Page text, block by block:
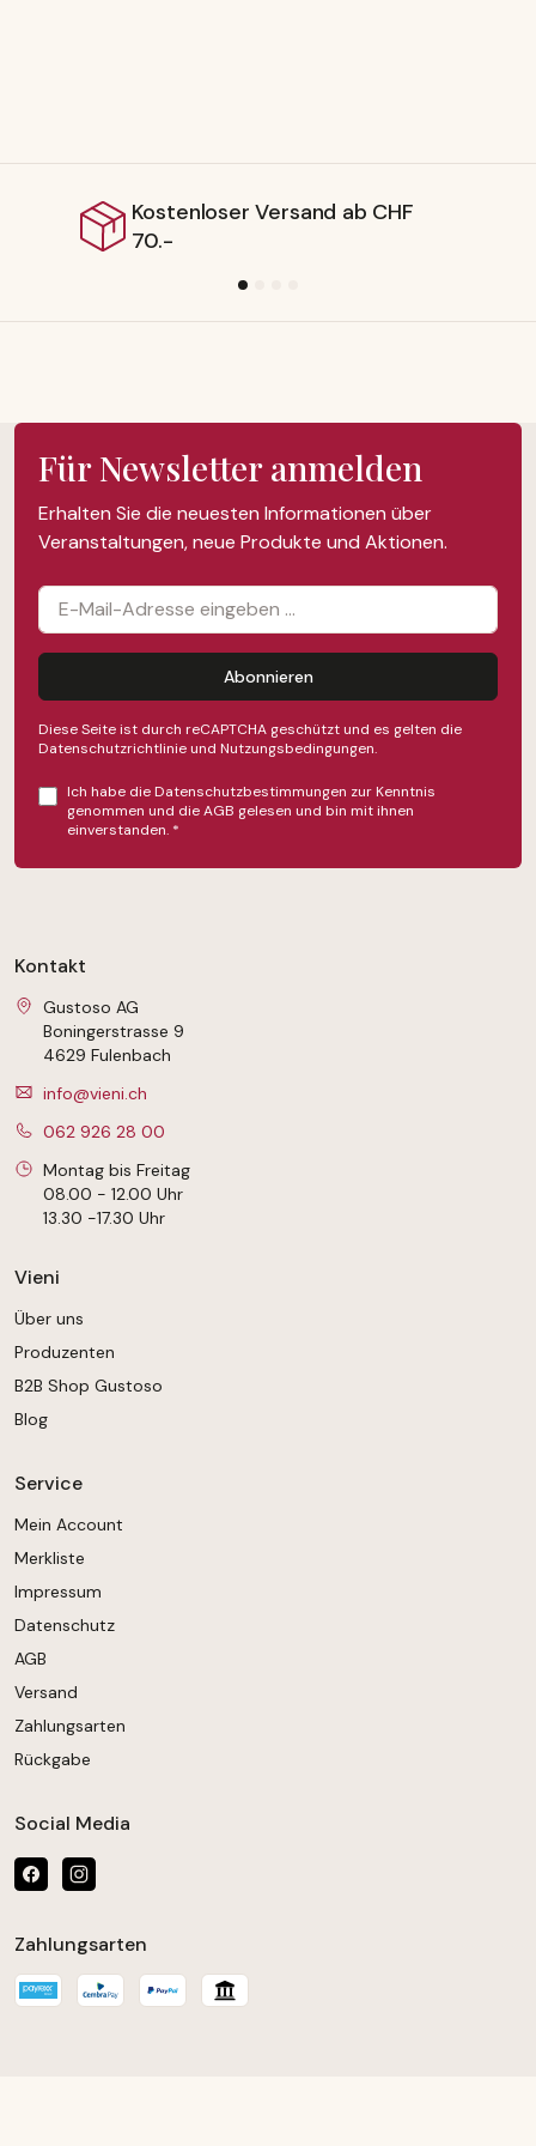
Versand ab CHF
Für Newsletter anmelden
Erhalten Sie die neuesten Informationen über
Veranstaltungen, neue Produkte und Aktionen.
Abonnieren
Diese Seite ist durch reCAPTCHA geschützt und es gelten die
Datenschutzrichtlinieund Nutzungsbedingungen.
Ich habe dieDatenschutzbestimmungen zur Kenntnis
genommen und dieAGB gelesen und bin mit ihnen
einverstanden. *
Kontakt
Gustoso AG
Boningerstrasse 9
4629 Fulenbach
info@vieni.ch
062 926 28 00
Montag bis Freitag
08.00 - 12.00 Uhr
13.30 -17.30 Uhr
Vieni
Über uns
Produzenten
B2B Shop Gustoso
Blog
Service
Mein Account
Merkliste
Impressum
Datenschutz
AGB
Versand
Zahlungsarten
Rückgabe
Social Media
Zahlungsarten